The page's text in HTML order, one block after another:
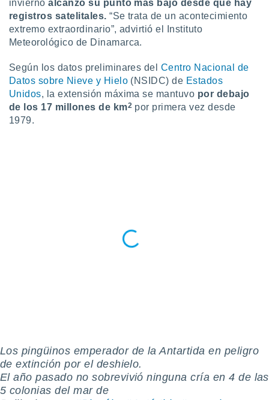
u
datos
momento
en
en
uso de
la
contenido
medir el
inviernoalcanzó su punto más bajo desde que hay
registros satelitales.“Se trata de un acontecimiento
extremo extraordinario”, advirtió el Instituto
Meteorológico de Dinamarca.
Según los datos preliminares del Centro Nacional de
Datos sobre Nieve y Hielo (NSIDC) de Estados
Unidos, la extensión máxima se mantuvo por debajo
de los 17 millones de km2 por primera vez desde
1979.
Los pingüinos emperador de la Antartida en peligro
de extinción por el deshielo.
El año pasado no sobrevivió ninguna cría en 4 de las
5 colonias del mar de